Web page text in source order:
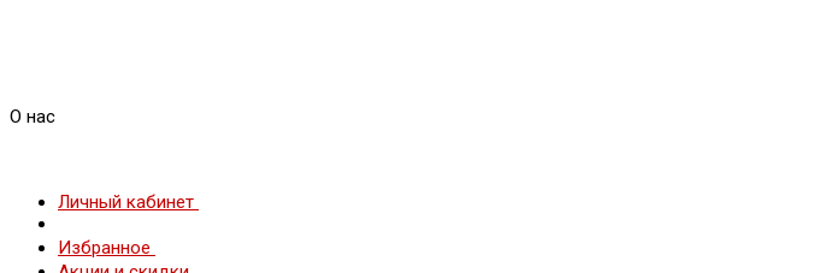
О нас
Личный кабинет
Избранное